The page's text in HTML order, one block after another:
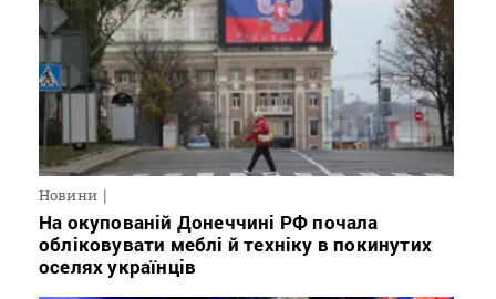
Новини
На окупованій Донеччині РФ почала
обліковувати меблі й техніку в покинутих
оселях українців